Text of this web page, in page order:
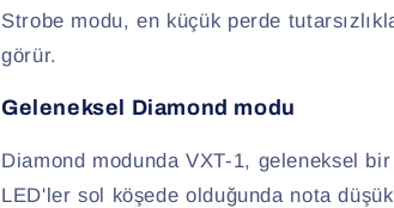
Strobe modu, en küçük perde
görür.
Geleneksel Diamond modu
Diamond modunda VXT-1, geleneksel
LED'ler sol köşede olduğunda nota